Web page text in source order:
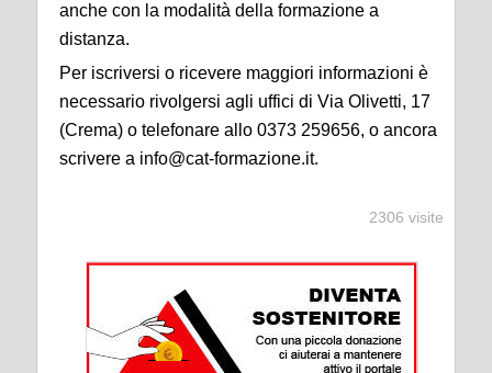
anche con la modalità della formazione a
distanza.
Per iscriversi o ricevere maggiori informazioni è
necessario rivolgersi agli uffici di Via Olivetti, 17
(Crema) o telefonare allo 0373 259656, o ancora
scrivere a info@cat-formazione.it.
2306 visite